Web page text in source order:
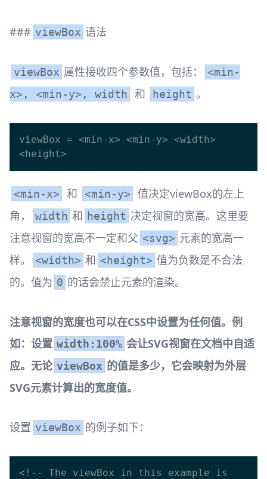
### viewBox 语法
viewBox 属性接收四个参数值，包括：
<min-
x>, <min-y>, width
和 height 。
viewBox = <min-x> <min-y> <width>
<min-x> 和 <min-y>
值决定viewBox的左上
角，
width 和 height 决定视窗的宽高。这里要
注意视窗的宽高不一定和父 <svg> 元素的宽高一
样。
<width> 和 <height> 值为负数是不合法
的。值为 0 的话会禁止元素的渲染。
注意视窗的宽度也可以在CSS中设置为任何值。例
如：设置 width:100% 会让SVG视窗在文档中自适
应。无论 viewBox 的值是多少，它会映射为外层
SVG元素计算出的宽度值。
设置 viewBox 的例子如下：
<!-- The viewBox in this example is